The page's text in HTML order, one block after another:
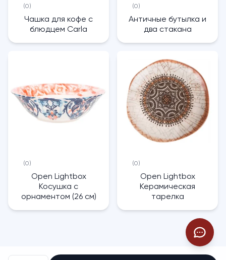
(0)
Чашка для кофе с
блюдцем Carla
(0)
Античные бутылка и
два стакана
(0)
Open Lightbox
Косушка с
орнаментом (26 см)
(0)
Open Lightbox
Керамическая
тарелка